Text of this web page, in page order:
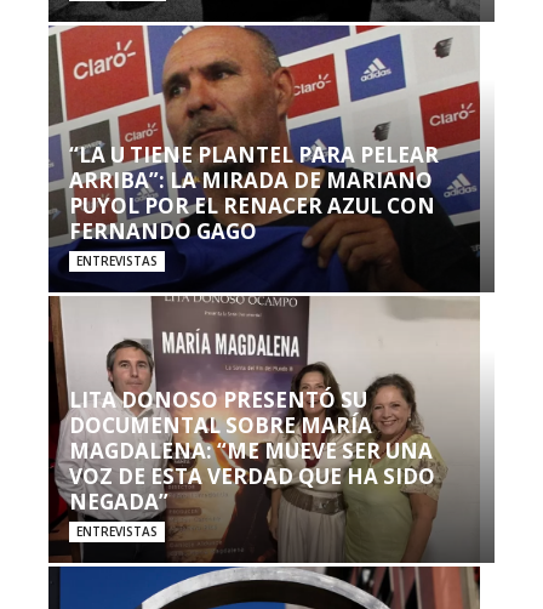
“LA U TIENE PLANTEL PARA PELEAR
ARRIBA”: LA MIRADA DE MARIANO
PUYOL POR EL RENACER AZUL CON
FERNANDO GAGO
ENTREVISTAS
LITA DONOSO PRESENTÓ SU
DOCUMENTAL SOBRE MARÍA
MAGDALENA: “ME MUEVE SER UNA
VOZ DE ESTA VERDAD QUE HA SIDO
NEGADA”
ENTREVISTAS